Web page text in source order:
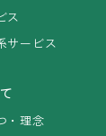
ス
サービス
・理念